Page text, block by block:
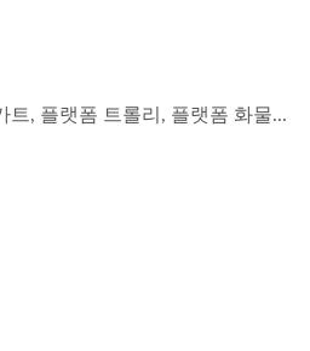
트, 플랫폼 트롤리, 플랫폼 화물...